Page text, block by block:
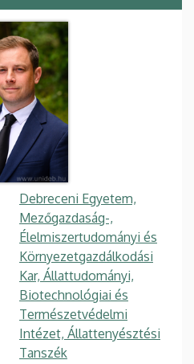
Debreceni Egyetem,
Mezőgazdaság-,
Élelmiszertudományi és
Környezetgazdálkodási
Kar, Állattudományi,
Biotechnológiai és
Természetvédelmi
Intézet, Állattenyésztési
Tanszék